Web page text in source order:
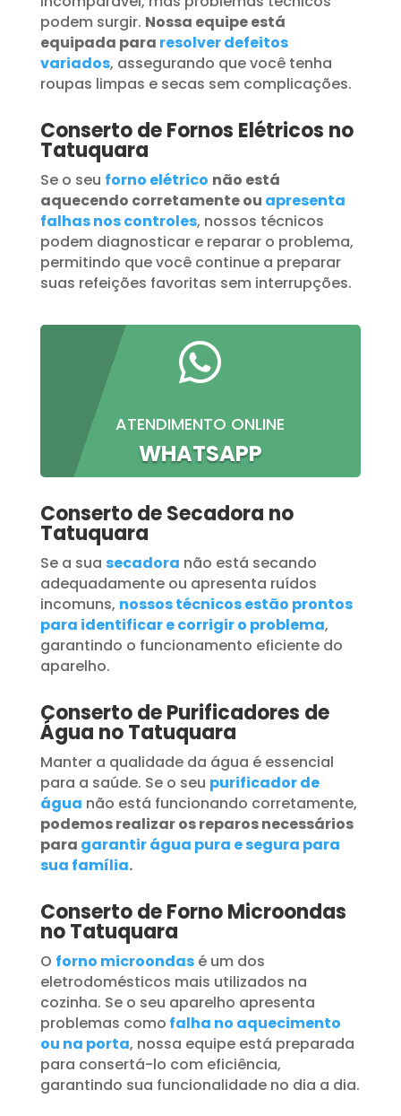
podem surgir. Nossa equipe está
equipada para resolver defeitos
variados, assegurando que você tenha
roupas limpas e secas sem complicações.
Conserto de Fornos Elétricos no
Tatuquara
Se o seu forno elétrico não está
aquecendo corretamente ou apresenta
falhas nos controles, nossos técnicos
podem diagnosticar e reparar o problema,
permitindo que você continue a preparar
suas refeições favoritas sem interrupções.

ATENDIMENTO ONLINE
WHATSAPP
Conserto de Secadora no
Tatuquara
Se a sua secadora não está secando
adequadamente ou apresenta ruídos
incomuns, nossos técnicos estão prontos
para identificar e corrigir o problema,
garantindo o funcionamento eficiente do
aparelho.
Conserto de Purificadores de
Água no Tatuquara
Manter a qualidade da água é essencial
para a saúde. Se o seu purificador de
água não está funcionando corretamente,
podemos realizar os reparos necessários
para garantir água pura e segura para
sua família.
Conserto de Forno Microondas
no Tatuquara
O forno microondasé um dos
eletrodomésticos mais utilizados na
cozinha. Se o seu aparelho apresenta
problemas como falha no aquecimento
ou na porta, nossa equipe está preparada
para consertá-lo com eficiência,
garantindo sua funcionalidade no dia a dia.